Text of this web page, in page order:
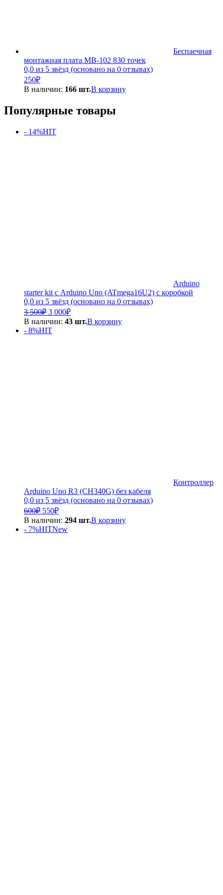
Беспаечная
монтажная плата MB-102 830 точек
0,0 из 5 звёзд (основано на 0 отзывах)
250₽
В наличии: 166 шт.В корзину
Популярные товары
- 14%HIT
Arduino
starter kit с Arduino Uno (ATmega16U2) с коробкой
0,0 из 5 звёзд (основано на 0 отзывах)
3 500₽ Первоначальная
цена
составляла
3
3 000₽Текущая
цена:
В наличии: 43 шт.В корзину
- 8%HIT
Контроллер
Arduino Uno R3 (CH340G) без кабеля
0,0 из 5 звёзд (основано на 0 отзывах)
600₽ Первоначальная
цена
составляла
550₽Текущая
цена:
550₽.
В наличии: 294 шт.В корзину
- 7%HITNew